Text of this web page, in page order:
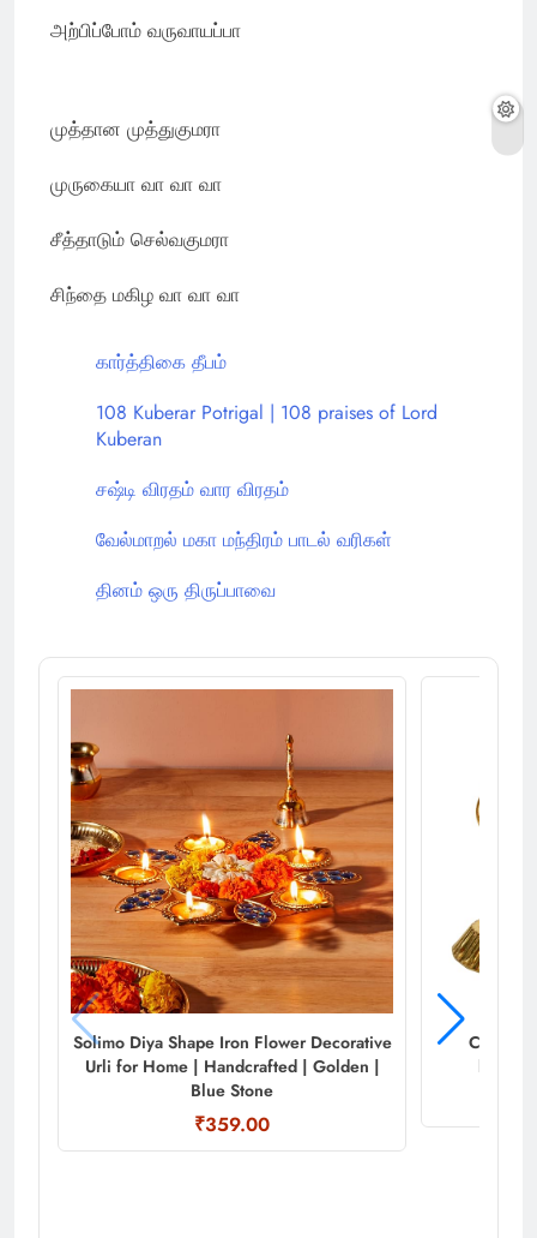
அற்பிப்போம் வருவாயப்பா
முத்தான முத்துகுமரா
முருகையா வா வா வா
சீத்தாடும் செல்வகுமரா
சிந்தை மகிழ வா வா வா
கார்த்திகை தீபம்
108 Kuberar Potrigal | 108 praises of Lord
Kuberan
சஷ்டி விரதம் வார விரதம்
வேல்மாறல் மகா மந்திரம் பாடல் வரிகள்
தினம் ஒரு திருப்பாவை
Solimo Diya Shape Iron Flower Decorative
Urli for Home | Handcrafted | Golden |
Blue Stone
₹359.00
Craftam